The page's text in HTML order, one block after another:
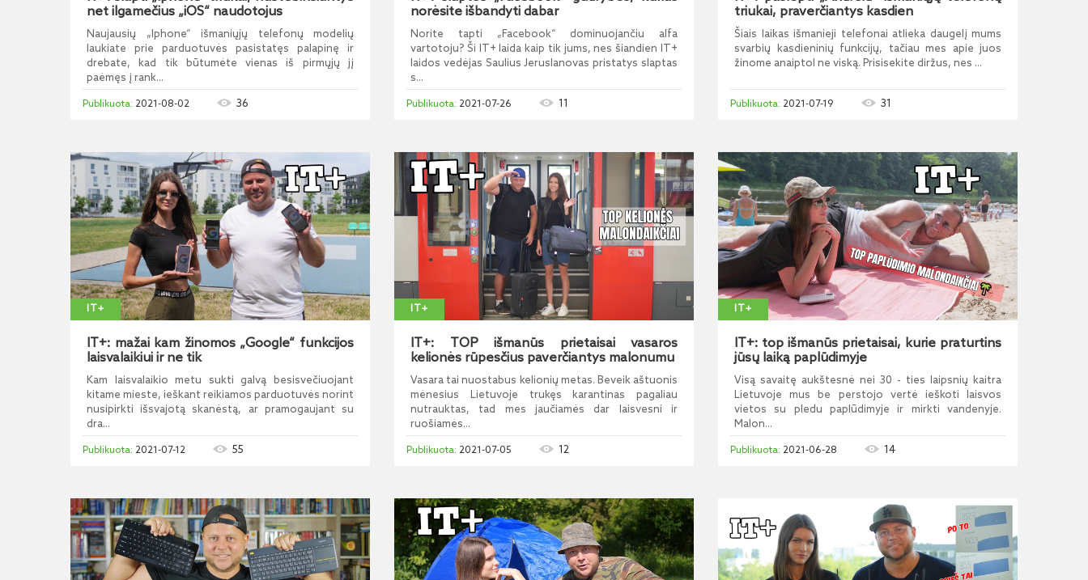
net ilgamečius „iOS“ naudotojus
Naujausių „Iphone“ išmaniųjų telefonų modelių
laukiate prie parduotuvės pasistatęs palapinę ir
drebate, kad tik būtumėte vienas iš pirmųjų jį
paėmęs į rank...
2021-08-02 36
norėsite išbandyti dabar
Norite tapti „Facebook“ dominuojančiu alfa
vartotoju? Ši IT+ laida kaip tik jums, nes šiandien IT+
laidos vedėjas Saulius Jeruslanovas pristatys slaptas
s...
2021-07-26 11
triukai, praverčiantys kasdien
Šiais laikas išmanieji telefonai atlieka daugelį mums
svarbių kasdieninių funkcijų, tačiau mes apie juos
žinome anaiptol ne viską. Prisisekite diržus, nes ...
2021-07-19 31
IT+
IT+: mažai kam žinomos „Google“ funkcijos
laisvalaikiui ir ne tik
Kam laisvalaikio metu sukti galvą besisvečiuojant
kitame mieste, ieškant reikiamos parduotuvės norint
nusipirkti išsvajotą skanėstą, ar pramogaujant su
dra...
2021-07-12 55
IT+
IT+: TOP išmanūs prietaisai vasaros
kelionės rūpesčius paverčiantys malonumu
Vasara tai nuostabus kelionių metas. Beveik aštuonis
mėnesius Lietuvoje trukęs karantinas pagaliau
nutrauktas, tad mes jaučiamės dar laisvesni ir
ruošiamės...
2021-07-05 12
IT+
IT+: top išmanūs prietaisai, kurie praturtins
jūsų laiką paplūdimyje
Visą savaitę aukštesnė nei 30 - ties laipsnių kaitra
Lietuvoje mus be perstojo vertė ieškoti laisvos
vietos su pledu paplūdimyje ir mirkti vandenyje.
Malon...
2021-06-28 14